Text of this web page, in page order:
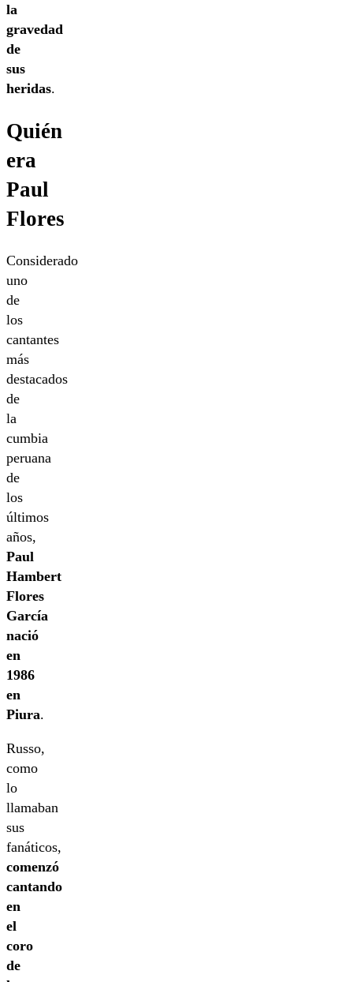
la
gravedad
de
sus
heridas.
Quién
era
Paul
Flores
Considerado
uno
de
los
cantantes
más
destacados
de
la
cumbia
peruana
de
los
últimos
años,
Paul
Hambert
Flores
García
nació
en
1986
en
Piura.
Russo,
como
lo
llamaban
sus
fanáticos,
comenzó
cantando
en
el
coro
de